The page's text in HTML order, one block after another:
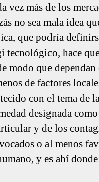
más de los
no sea mala idea
que podría
tecnológico, hace
que dependan
de factores
con el tema de
designada
y de los
o al menos
y es ahí